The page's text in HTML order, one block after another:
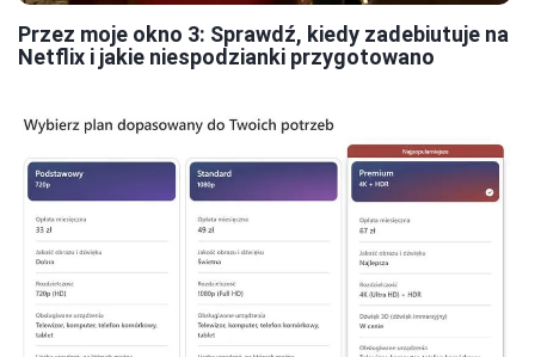
Przez moje okno 3: Sprawdź, kiedy zadebiutuje na
Netflix i jakie niespodzianki przygotowano